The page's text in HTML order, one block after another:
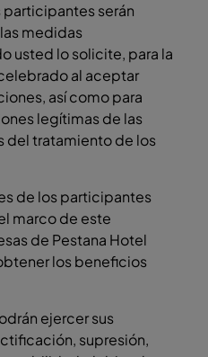
serán
medidas
usted lo solicite, para la
al aceptar
así como para
legítimas de las
del tratamiento de los
de los participantes
marco de este
de Pestana Hotel
los beneficios
ejercer sus
supresión,